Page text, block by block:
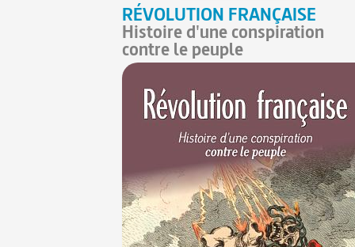
RÉVOLUTION FRANÇAISE
Histoire d'une conspiration
contre le peuple